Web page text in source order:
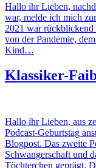
Hallo ihr Lieben,
war, melde ich mich
2021 war rückblickend
von der Pandemie,
Kind…
Klassiker-
Hallo ihr Lieben, aus
Podcast-Geburtstag
Blogpost. Das zweite
Schwangerschaft und
Töchterchen geprägt.